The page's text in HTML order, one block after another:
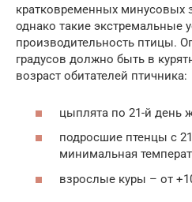
кратковременных минусовых
однако такие экстремальные
производительность птицы.
градусов должно быть в
возраст обитателей птичника:
цыплята по 21-й день
подросшие птенцы с
минимальная
взрослые куры – от